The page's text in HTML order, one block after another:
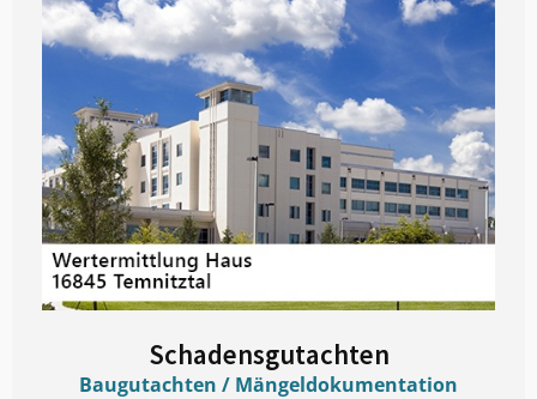
Schadensgutachten
Baugutachten / Mängeldokumentation